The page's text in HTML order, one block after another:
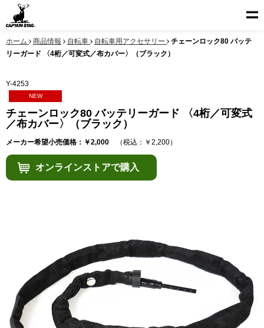
ホーム 商品情報 自転車 自転車用アクセサリー
チェーンロック80 バッテ
リーガード 〈4桁／可変式／布カバー〉（ブラック）
Y-4253
NEW
チェーンロック80 バッテリーガード 〈4桁／可変式
／布カバー〉（ブラック）
メーカー希望小売価格：￥2,000 （税込：￥2,200）
オンラインストアで購入